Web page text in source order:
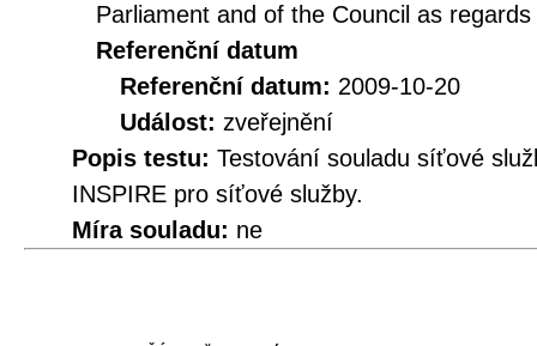
Parliament and of the Council as
Referenční datum
Referenční datum: 2009-10-20
Událost: zveřejnění
Popis testu: Testování souladu síťové
INSPIRE pro síťové služby.
Míra souladu: ne